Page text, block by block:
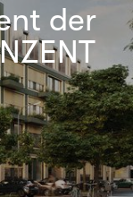
der